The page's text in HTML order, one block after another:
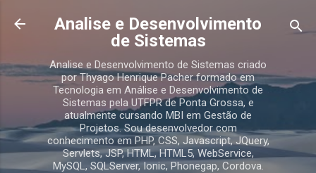
Pular para o conteúdo principal
Analise e Desenvolvimento
de Sistemas
Analise e Desenvolvimento de Sistemas criado
por Thyago Henrique Pacher formado em
Tecnologia em Análise e Desenvolvimento de
Sistemas pela UTFPR de Ponta Grossa, e
atualmente cursando MBI em Gestão de
Projetos. Sou desenvolvedor com
conhecimento em PHP, CSS, Javascript, JQuery,
Servlets, JSP, HTML, HTML5, WebService,
MySQL, SQLServer, Ionic, Phonegap, Cordova.